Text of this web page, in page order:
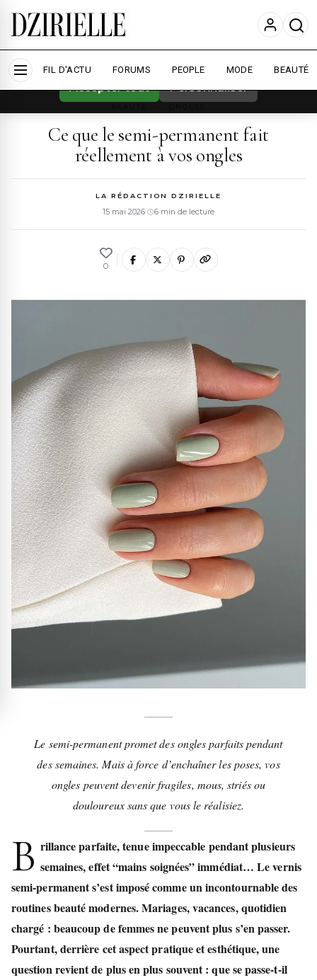
Nous utilisons des cookies pour améliorer
votre expérience et mesurer l'audience. En
Accepter tout Personnaliser
FIL D'ACTU FORUMS PEOPLE MODE BEAUTÉ
Ce que le semi-permanent fait
réellement à vos ongles
LA RÉDACTION DZIRIELLE
15 mai 2026· 6 min de lecture
0
Le semi-permanent promet des ongles parfaits pendant
des semaines. Mais à force d’enchaîner les poses, vos
ongles peuvent devenir fragiles, mous, striés ou
douloureux sans que vous le réalisiez.
B rillance parfaite, tenue impeccable pendant plusieurs
semaines, effet“mains soignées”immédiat… Le vernis
semi-permanent s’est imposé comme un incontournable des
routines beauté modernes. Mariages, vacances, quotidien
chargé : beaucoup de femmes ne peuvent plus s’en passer.
Pourtant, derrière cet aspect pratique et esthétique, une
question revient de plus en plus souvent : que se passe-t-il